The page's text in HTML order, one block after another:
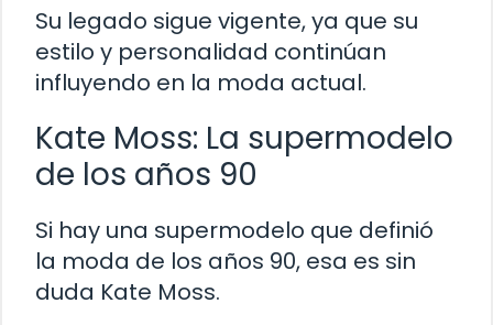
Su legado sigue vigente, ya que su
estilo y personalidad continúan
influyendo en la moda actual.
Kate Moss: La supermodelo
de los años 90
Si hay una supermodelo que definió
la moda de los años 90, esa es sin
duda Kate Moss.